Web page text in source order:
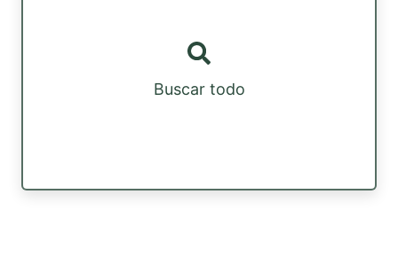
Buscar todo